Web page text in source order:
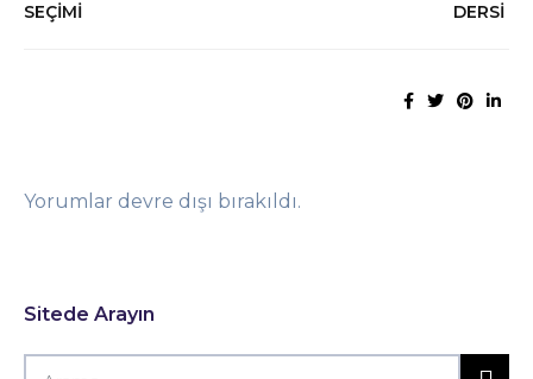
SEÇİMİ
DERSİ
Yorumlar devre dışı bırakıldı.
Sitede Arayın